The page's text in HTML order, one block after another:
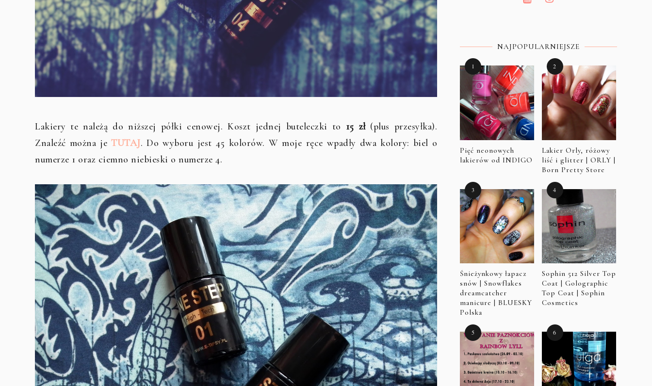
Lakiery te należą do niższej półki cenowej. Koszt jednej buteleczki to 15 zł(plus przesyłka).
Znaleźć można jeTUTAJ. Do wyboru jest 45 kolorów. W moje ręce wpadły dwa kolory: biel o
numerze 1 oraz ciemno niebieski o numerze 4.
NAJPOPULARNIEJSZE
Pięć neonowych
lakierów od INDIGO
Lakier Orly, różowy
liść i glitter | ORLY |
Born Pretty Store
Śnieżynkowy łapacz
snów | Snowflakes
dreamcatcher
manicure | BLUESKY
Polska
Sophin 512 Silver Top
Coat | Golographic
Top Coat | Sophin
Cosmetics